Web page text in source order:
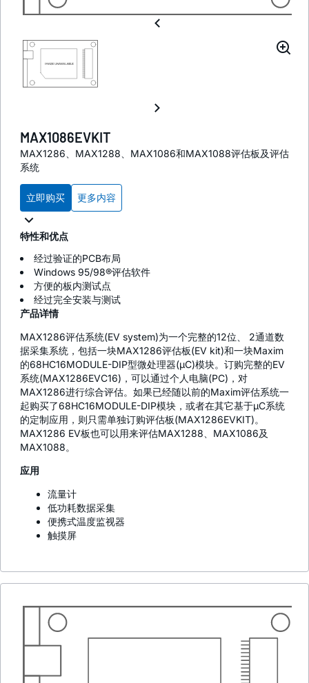
MAX1086EVKIT
MAX1286、MAX1288、MAX1086和MAX1088评估板及评估
系统
立即购买 更多内容
特性和优点
经过验证的PCB布局
Windows 95/98®评估软件
方便的板内测试点
经过完全安装与测试
产品详情
MAX1286评估系统(EV system)为一个完整的12位、 2通道数
据采集系统，包括一块MAX1286评估板(EV kit)和一块Maxim
的68HC16MODULE-DIP型微处理器(µC)模块。订购完整的EV
系统(MAX1286EVC16)，可以通过个人电脑(PC)，对
MAX1286进行综合评估。如果已经随以前的Maxim评估系统一
起购买了68HC16MODULE-DIP模块，或者在其它基于µC系统
的定制应用，则只需单独订购评估板(MAX1286EVKIT)。
MAX1286 EV板也可以用来评估MAX1288、MAX1086及
MAX1088。
应用
流量计
低功耗数据采集
便携式温度监视器
触摸屏